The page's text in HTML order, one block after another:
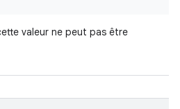
valeur ne peut pas être